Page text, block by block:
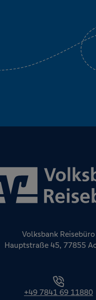
Volksbank Reisebüro
Hauptstraße 45, 77855
+49 7841 69 11880